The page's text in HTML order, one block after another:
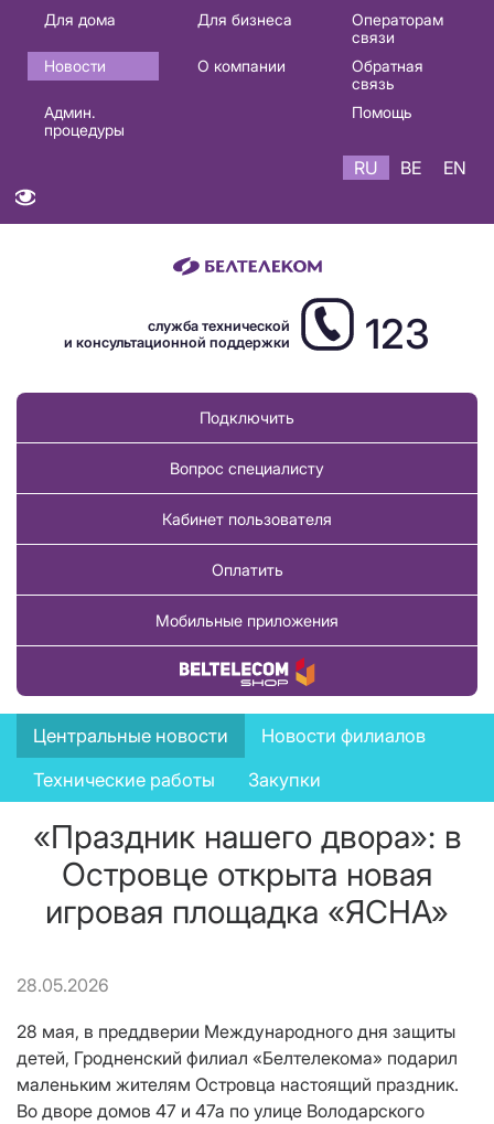
Основная
навигация
RU
Для дома Для бизнеса
Операторам
связи
Новости
О компании
Обратная
связь
Админ.
процедуры
Помощь
RU BE EN
служба технической
и консультационной поддержки
123
Подключить
Вопрос специалисту
Кабинет пользователя
Оплатить
Мобильные приложения
Купить товар
News
menu
Центральные новости
Новости филиалов
Технические работы
Закупки
«Праздник нашего двора»: в
Островце открыта новая
игровая площадка «ЯСНА»
28.05.2026
28 мая, в преддверии Международного дня защиты
детей, Гродненский филиал «Белтелекома» подарил
маленьким жителям Островца настоящий праздник.
Во дворе домов 47 и 47а по улице Володарского